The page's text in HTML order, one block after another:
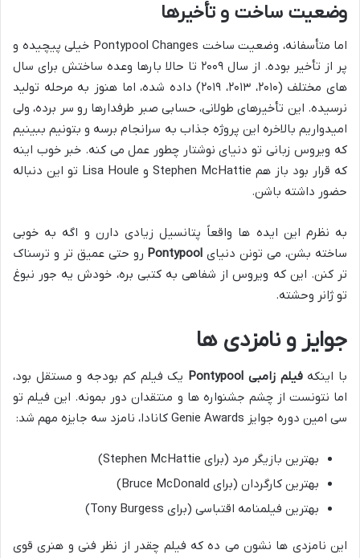
وضعیت ساخت و تأخیرها
اما متأسفانه، وضعیت ساخت Pontypool Changes خیلی پیچیده و
پر از تأخیر بوده. از سال ۲۰۰۹ تا حالا بارها وعده ساختش برای سال
های مختلف (۲۰۱۰، ۲۰۱۳، ۲۰۱۹) داده شده، اما هنوز به مرحله تولید
نرسیده. این تأخیرهای طولانی، حسابی صبر طرفدارها رو سر برده، ولی
امیدواریم بالاخره این پروژه جذاب به سرانجام برسه و بتونیم ببینیم
که ویروس زبانی تو دنیای نوشتار چطور عمل می کنه. خبر خوب اینه
که قرار بود باز هم Stephen McHattie و Lisa Houle تو این دنباله
حضور داشته باشن.
به نظرم این ایده ها واقعاً پتانسیل زیادی دارن و اگه به خوبی
ساخته بشن، می تونن دنیای Pontypool رو حتی عمیق تر و ترسناک
تر کنن. این که ویروس از شفاهی به کتبی بره، خودش یه جور نبوغ
تو ژانر وحشته.
جوایز و نامزدی ها
با اینکهفیلم زامبی Pontypool
یک فیلم کم بودجه و مستقل بود،
اما نتونست از چشم جشنواره ها و منتقدان دور بمونه. این فیلم تو
سی امین دوره جوایز Genie Awards کانادا، نامزد سه جایزه مهم شد:
بهترین بازیگر مرد (برای Stephen McHattie)
بهترین کارگردان (برای Bruce McDonald)
بهترین فیلمنامه اقتباسی (برای Tony Burgess)
این نامزدی ها نشون می ده که فیلم چقدر از نظر فنی و هنری قوی